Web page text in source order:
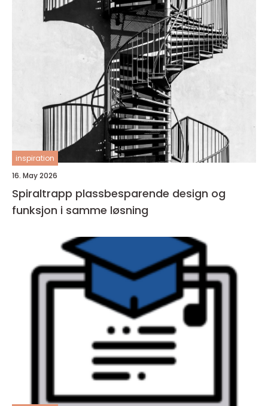
inspiration
16. May 2026
Spiraltrapp plassbesparende design og
funksjon i samme løsning